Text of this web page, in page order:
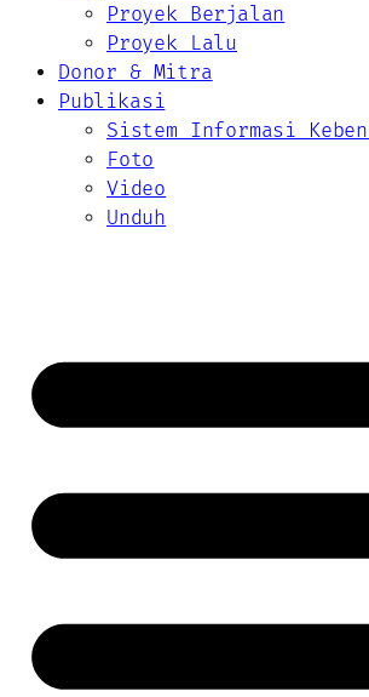
Proyek Berjalan
Proyek Lalu
Donor & Mitra
Publikasi
Sistem Informasi
Foto
Video
Unduh